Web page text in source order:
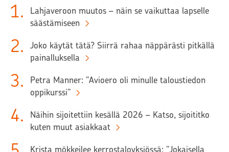
1.
Lahjaveroon muutos – näin se vaikuttaa lapselle
säästämiseen
2.
Joko käytät tätä? Siirrä rahaa näppärästi pitkällä
painalluksella
3.
Petra Manner: ”Avioero oli minulle taloustiedon
oppikurssi”
4.
Näihin sijoitettiin kesällä 2026 – Katso, sijoititko
kuten muut asiakkaat
Krista mökkeilee kerrostaloyksiössä: ”Jokaisella